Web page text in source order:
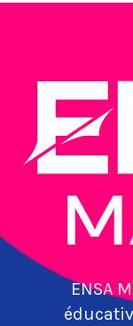
ENSA